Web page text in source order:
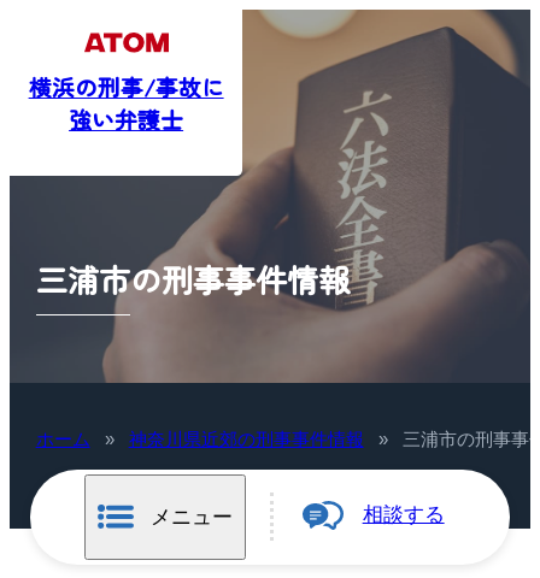
横浜の刑事/事故に
三浦市の刑事事件情報
ホーム » 神奈川県近郊の刑事事件情報 » 三浦市の刑事事
メニュー 相談する